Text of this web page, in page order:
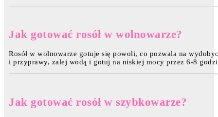
Jak gotować rosół w wolnowarze?
Rosół w wolnowarze gotuje się powoli, co pozwala na
i przyprawy, zalej wodą i gotuj na niskiej mocy przez 6-8
Jak gotować rosół w szybkowarze?